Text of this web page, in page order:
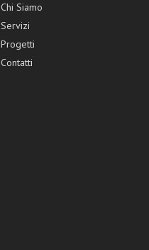
Chi Siamo
Servizi
Progetti
Contatti